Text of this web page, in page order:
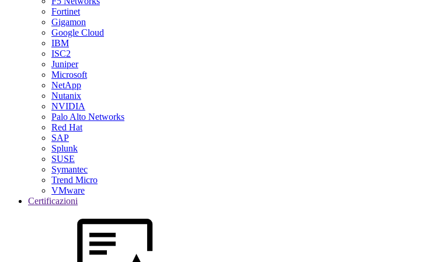
Fortinet
Gigamon
Google Cloud
IBM
ISC2
Juniper
Microsoft
NetApp
Nutanix
NVIDIA
Palo Alto Networks
Red Hat
SAP
Splunk
SUSE
Symantec
Trend Micro
VMware
Certificazioni